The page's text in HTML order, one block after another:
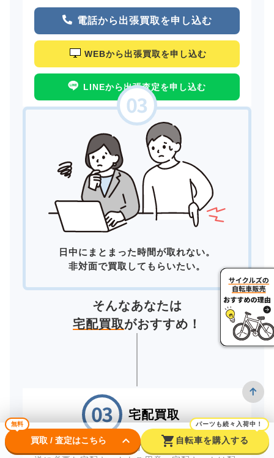
電話から出張買取を申し込む
WEBから出張買取を申し込む
LINEから出張査定を申し込む
日中にまとまった時間が取れない。
非対面で買取してもらいたい。
そんなあなたは
宅配買取がおすすめ！
宅配買取
自宅にいながら買取が完了する「宅配買取」。配
無料
買取 / 査定はこちら keyboard_arrow_down shopping_cart
パーツも続々入荷中！
自転車を購入する